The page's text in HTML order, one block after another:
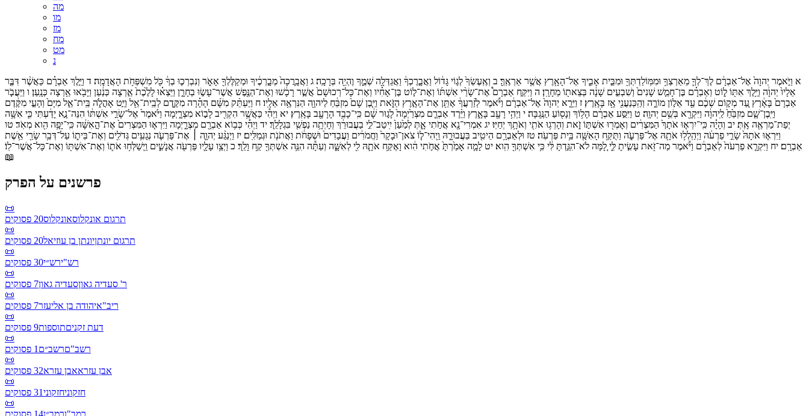
מה
מו
מז
מח
מט
נ
א וַיֹּ֤אמֶר יְהוָה֙ אֶל־אַבְרָ֔ם לֶךְ־לְךָ֛ מֵאַרְצְךָ֥ וּמִמּֽוֹלַדְתְּךָ֖ וּמִבֵּ֣ית אָבִ֑יךָ אֶל־הָאָ֖רֶץ אֲשֶׁ֥ר אַרְאֶֽךָּ׃ ב וְאֶֽעֶשְׂךָ֙ לְג֣וֹי גָּד֔וֹל וַאֲבָ֣רֶכְךָ֔ וַאֲגַדְּלָ֖ה שְׁמֶ֑ךָ וֶהְיֵ֖ה בְּרָכָֽה׃ ג וַאֲבָֽרֲכָה֙ מְבָ֣רְכֶ֔יךָ וּמְקַלֶּלְךָ֖ אָאֹ֑ר וְנִבְרְכ֣וּ בְךָ֔ כֹּ֖ל מִשְׁפְּחֹ֥ת הָאֲדָמָֽה׃ ד וַיֵּ֣לֶךְ אַבְרָ֗ם כַּאֲשֶׁ֨ר דִּבֶּ֤ר
אֵלָיו֙ יְהוָ֔ה וַיֵּ֥לֶךְ אִתּ֖וֹ ל֑וֹט וְאַבְרָ֗ם בֶּן־חָמֵ֤שׁ שָׁנִים֙ וְשִׁבְעִ֣ים שָׁנָ֔ה בְּצֵאת֖וֹ מֵחָרָֽן׃ ה וַיִּקַּ֣ח אַבְרָם֩ אֶת־שָׂרַ֨י אִשְׁתּ֜וֹ וְאֶת־ל֣וֹט בֶּן־אָחִ֗יו וְאֶת־כָּל־רְכוּשָׁם֙ אֲשֶׁ֣ר רָכָ֔שׁוּ וְאֶת־הַנֶּ֖פֶשׁ אֲשֶׁר־עָשׂ֣וּ בְחָרָ֑ן וַיֵּצְא֗וּ לָלֶ֙כֶת֙ אַ֣רְצָה כְּנַ֔עַן וַיָּבֹ֖אוּ אַ֥רְצָה כְּנָֽעַן׃ ו וַיַּעֲבֹ֤ר
אַבְרָם֙ בָּאָ֔רֶץ עַ֚ד מְק֣וֹם שְׁכֶ֔ם עַ֖ד אֵל֣וֹן מוֹרֶ֑ה וְהַֽכְּנַעֲנִ֖י אָ֥ז בָּאָֽרֶץ׃ ז וַיֵּרָ֤א יְהוָה֙ אֶל־אַבְרָ֔ם וַיֹּ֕אמֶר לְזַ֨רְעֲךָ֔ אֶתֵּ֖ן אֶת־הָאָ֣רֶץ הַזֹּ֑את וַיִּ֤בֶן שָׁם֙ מִזְבֵּ֔חַ לַיהוָ֖ה הַנִּרְאֶ֥ה אֵלָֽיו׃ ח וַיַּעְתֵּ֨ק מִשָּׁ֜ם הָהָ֗רָה מִקֶּ֛דֶם לְבֵֽית־אֵ֖ל וַיֵּ֣ט אָהֳלֹ֑ה בֵּֽית־אֵ֤ל מִיָּם֙ וְהָעַ֣י מִקֶּ֔דֶם
וַיִּֽבֶן־שָׁ֤ם מִזְבֵּ֙חַ֙ לַֽיהוָ֔ה וַיִּקְרָ֖א בְּשֵׁ֥ם יְהוָֽה׃ ט וַיִּסַּ֣ע אַבְרָ֔ם הָל֥וֹךְ וְנָס֖וֹעַ הַנֶּֽגְבָּה׃ י וַיְהִ֥י רָעָ֖ב בָּאָ֑רֶץ וַיֵּ֨רֶד אַבְרָ֤ם מִצְרַ֙יְמָה֙ לָג֣וּר שָׁ֔ם כִּֽי־כָבֵ֥ד הָרָעָ֖ב בָּאָֽרֶץ׃ יא וַיְהִ֕י כַּאֲשֶׁ֥ר הִקְרִ֖יב לָב֣וֹא מִצְרָ֑יְמָה וַיֹּ֙אמֶר֙ אֶל־שָׂרַ֣י אִשְׁתּ֔וֹ הִנֵּה־נָ֣א יָדַ֔עְתִּי כִּ֛י אִשָּׁ֥ה
יְפַת־מַרְאֶ֖ה אָֽתְּ׃ יב וְהָיָ֗ה כִּֽי־יִרְא֤וּ אֹתָךְ֙ הַמִּצְרִ֔ים וְאָמְר֖וּ אִשְׁתּ֣וֹ זֹ֑את וְהָרְג֥וּ אֹתִ֖י וְאֹתָ֥ךְ יְחַיּֽוּ׃ יג אִמְרִי־נָ֖א אֲחֹ֣תִי אָ֑תְּ לְמַ֙עַן֙ יִֽיטַב־לִ֣י בַעֲבוּרֵ֔ךְ וְחָיְתָ֥ה נַפְשִׁ֖י בִּגְלָלֵֽךְ׃ יד וַיְהִ֕י כְּב֥וֹא אַבְרָ֖ם מִצְרָ֑יְמָה וַיִּרְא֤וּ הַמִּצְרִים֙ אֶת־הָ֣אִשָּׁ֔ה כִּֽי־יָפָ֥ה הִ֖וא מְאֹֽד׃ טו
וַיִּרְא֤וּ אֹתָהּ֙ שָׂרֵ֣י פַרְעֹ֔ה וַיְהַֽלְל֥וּ אֹתָ֖הּ אֶל־פַּרְעֹ֑ה וַתֻּקַּ֥ח הָאִשָּׁ֖ה בֵּ֥ית פַּרְעֹֽה׃ טז וּלְאַבְרָ֥ם הֵיטִ֖יב בַּעֲבוּרָ֑הּ וַֽיְהִי־ל֤וֹ צֹאן־וּבָקָר֙ וַחֲמֹרִ֔ים וַעֲבָדִים֙ וּשְׁפָחֹ֔ת וַאֲתֹנֹ֖ת וּגְמַלִּֽים׃ יז וַיְנַגַּ֨ע יְהוָ֧ה ׀ אֶת־פַּרְעֹ֛ה נְגָעִ֥ים גְּדֹלִ֖ים וְאֶת־בֵּית֑וֹ עַל־דְּבַ֥ר שָׂרַ֖י אֵ֥שֶׁת
אַבְרָֽם׃ יח וַיִּקְרָ֤א פַרְעֹה֙ לְאַבְרָ֔ם וַיֹּ֕אמֶר מַה־זֹּ֖את עָשִׂ֣יתָ לִּ֑י לָ֚מָּה לֹא־הִגַּ֣דְתָּ לִּ֔י כִּ֥י אִשְׁתְּךָ֖ הִֽוא׃ יט לָמָ֤ה אָמַ֙רְתָּ֙ אֲחֹ֣תִי הִ֔וא וָאֶקַּ֥ח אֹתָ֛הּ לִ֖י לְאִשָּׁ֑ה וְעַתָּ֕ה הִנֵּ֥ה אִשְׁתְּךָ֖ קַ֥ח וָלֵֽךְ׃ כ וַיְצַ֥ו עָלָ֛יו פַּרְעֹ֖ה אֲנָשִׁ֑ים וַֽיְשַׁלְּח֥וּ אֹת֛וֹ וְאֶת־אִשְׁתּ֖וֹ וְאֶת־כָּל־אֲשֶׁר־לֽוֹ׃
📖
פרשנים על הפרק
📜
תרגום אונקלוסאונקלוס20 פסוקים
📜
תרגום יונתןיונתן בן עוזיאל20 פסוקים
📜
רש"ירש״י30 פסוקים
📜
ר' סעדיה גאוןסעדיה גאון7 פסוקים
📜
ריב"איהודה בן אליעזר7 פסוקים
📜
דעת זקניםתוספות9 פסוקים
📜
רשב"םרשב״ם 1 פסוקים
📜
אבן עזראאבן עזרא32 פסוקים
📜
חזקוניחזקוני31 פסוקים
📜
רמב"ןרמב״ן14 פסוקים